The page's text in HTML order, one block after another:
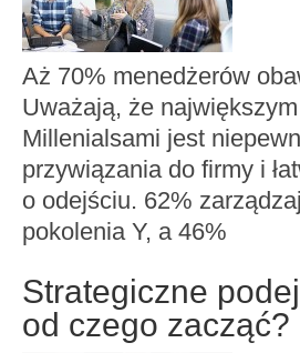
Aż 70% menedżerów
Uważają, że
Millenialsami jest
przywiązania do firmy i
o odejściu. 62%
pokolenia Y, a 46%
Strategiczne
od czego zacząć?